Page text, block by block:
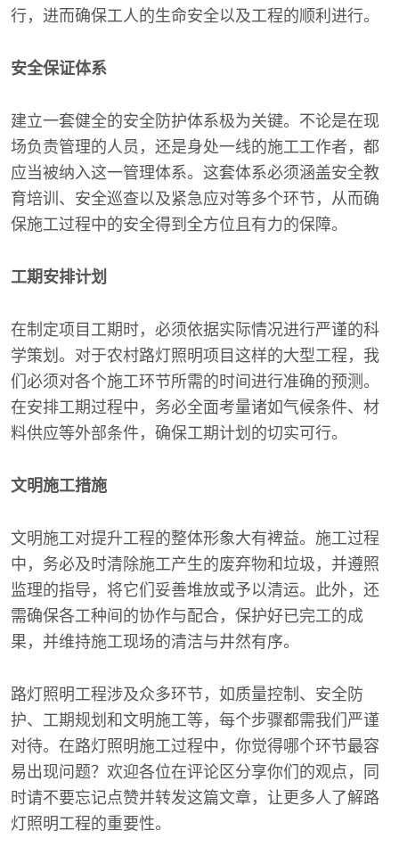
行，进而确保工人的生命安全以及工程的顺利进行。
安全保证体系
建立一套健全的安全防护体系极为关键。不论是在现
场负责管理的人员，还是身处一线的施工工作者，都
应当被纳入这一管理体系。这套体系必须涵盖安全教
育培训、安全巡查以及紧急应对等多个环节，从而确
保施工过程中的安全得到全方位且有力的保障。
工期安排计划
在制定项目工期时，必须依据实际情况进行严谨的科
学策划。对于农村路灯照明项目这样的大型工程，我
们必须对各个施工环节所需的时间进行准确的预测。
在安排工期过程中，务必全面考量诸如气候条件、材
料供应等外部条件，确保工期计划的切实可行。
文明施工措施
文明施工对提升工程的整体形象大有裨益。施工过程
中，务必及时清除施工产生的废弃物和垃圾，并遵照
监理的指导，将它们妥善堆放或予以清运。此外，还
需确保各工种间的协作与配合，保护好已完工的成
果，并维持施工现场的清洁与井然有序。
路灯照明工程涉及众多环节，如质量控制、安全防
护、工期规划和文明施工等，每个步骤都需我们严谨
对待。在路灯照明施工过程中，你觉得哪个环节最容
易出现问题？欢迎各位在评论区分享你们的观点，同
时请不要忘记点赞并转发这篇文章，让更多人了解路
灯照明工程的重要性。